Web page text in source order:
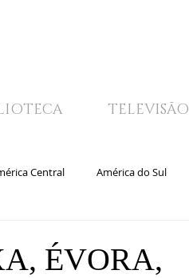
TELEVISÃO
Central América do Sul
ÉVORA,